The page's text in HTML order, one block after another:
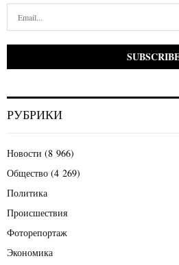
РУБРИКИ
Новости (8 966)
Общество (4 269)
Политика
Происшествия
Фоторепортаж
Экономика